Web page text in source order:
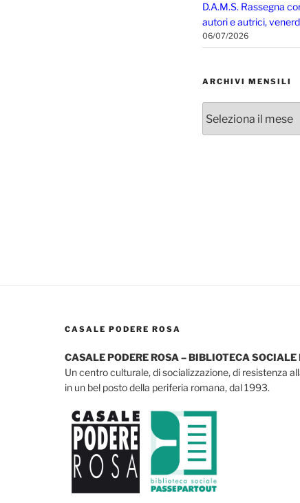
D.A.M.S. Rassegna
autori e autrici,
06/07/2026
ARCHIVI MENSILI
mensili
CASALE PODERE ROSA
CASALE PODERE ROSA – BIBLIOTECA SOCIALE
Un centro culturale, di socializzazione, di resistenza
in un bel posto della periferia romana, dal 1993.